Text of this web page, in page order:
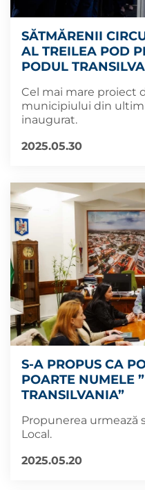
SĂTMĂRENII
AL TREILEA POD
PODUL
Cel mai mare proiect
municipiului din
inaugurat.
2025.05.30
S-A PROPUS CA
POARTE NUMELE
TRANSILVANIA”
Propunerea urmează
Local.
2025.05.20